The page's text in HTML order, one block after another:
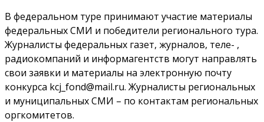
В федеральном туре принимают участие материалы
федеральных СМИ и победители регионального тура.
Журналисты федеральных газет, журналов, теле- ,
радиокомпаний и информагентств могут направлять
свои заявки и материалы на электронную почту
конкурса kcj_fond@mail.ru. Журналисты региональных
и муниципальных СМИ – по контактам региональных
оргкомитетов.